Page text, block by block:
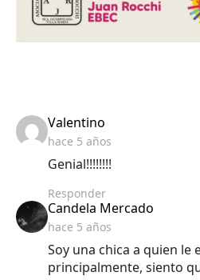
Valentino
hace 5 años
Genial!!!!!!!!
Responder
Candela Mercado
hace 5 años
Soy una chica a quien le
principalmente, siento